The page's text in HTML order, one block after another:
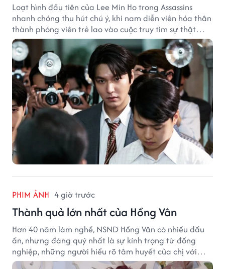
Loạt hình đầu tiên của Lee Min Ho trong Assassins
nhanh chóng thu hút chú ý, khi nam diễn viên hóa thân
thành phóng viên trẻ lao vào cuộc truy tìm sự thật
phía sau một vụ ám sát gây chấn động Hàn Quốc.
PHIM ẢNH 4 giờ trước
Thành quả lớn nhất của Hồng Vân
Hơn 40 năm làm nghề, NSND Hồng Vân có nhiều dấu
ấn, nhưng đáng quý nhất là sự kính trọng từ đồng
nghiệp, những người hiểu rõ tâm huyết của chị với
nghệ thuật.